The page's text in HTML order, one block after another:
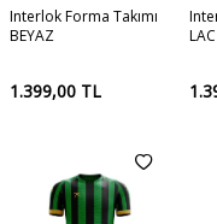
Interlok Forma Takımı
BEYAZ
1.399,00 TL